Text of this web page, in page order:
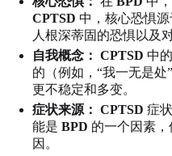
CPTSD 中，核心恐惧
人根深蒂固的恐惧以及
自我概念： CPTSD 中
的（例如，“我一无是处
更不稳定和多变。
症状来源： CPTSD 症
能是 BPD 的一个因素
因。